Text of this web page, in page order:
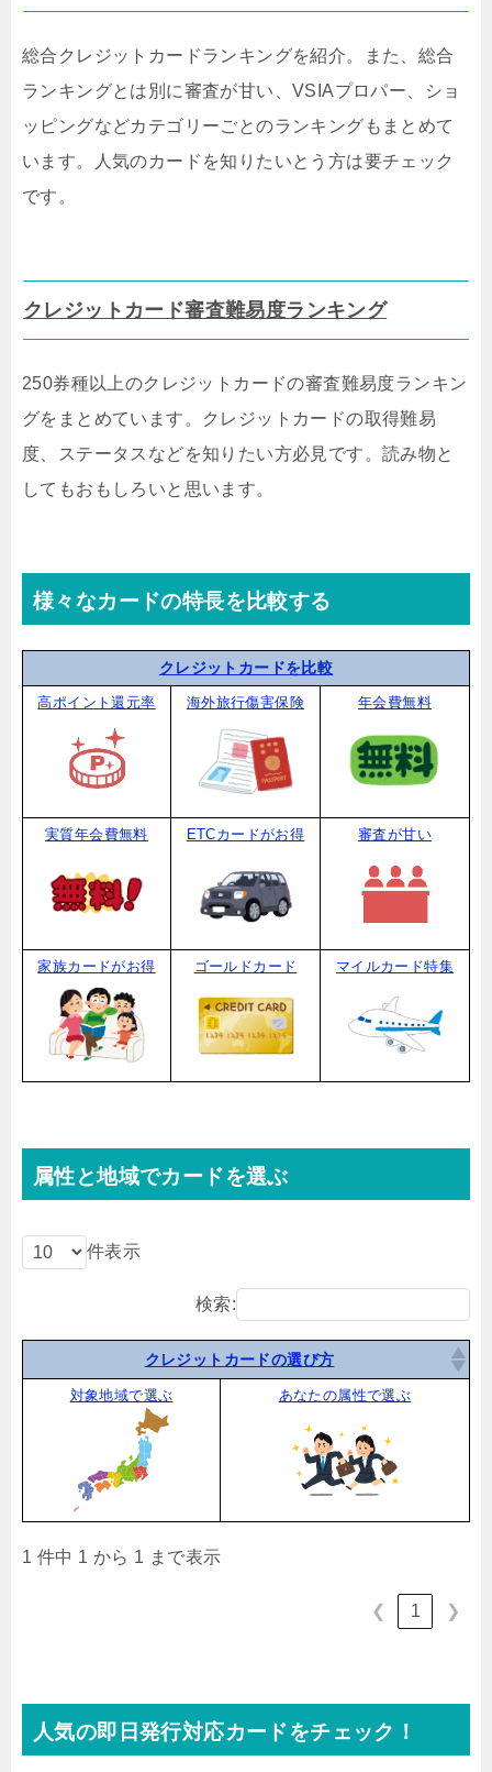
総合クレジットカードランキングを紹介。また、総合
ランキングとは別に審査が甘い、VSIAプロパー、ショ
ッピングなどカテゴリーごとのランキングもまとめて
います。人気のカードを知りたいとう方は要チェック
です。
クレジットカード審査難易度ランキング
250券種以上のクレジットカードの審査難易度ランキン
グをまとめています。クレジットカードの取得難易
度、ステータスなどを知りたい方必見です。読み物と
してもおもしろいと思います。
様々なカードの特長を比較する
クレジットカードを比較
高ポイント還元率 海外旅行傷害保険 年会費無料
実質年会費無料 ETCカードがお得 審査が甘い
家族カードがお得 ゴールドカード マイルカード特集
属性と地域でカードを選ぶ
件表示
検索:
クレジットカードの選び方
対象地域で選ぶ あなたの属性で選ぶ
1 件中 1 から 1 まで表示
❮ 1 ❯
人気の即日発行対応カードをチェック！